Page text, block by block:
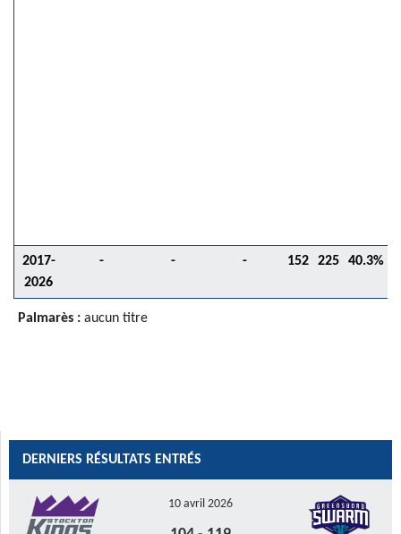
2017-
2026
- - - 152 225 40.3%
Palmarès : aucun titre
DERNIERS RÉSULTATS ENTRÉS
10 avril 2026